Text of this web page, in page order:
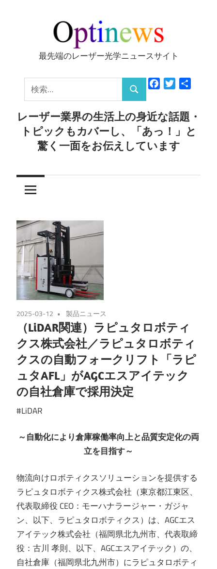
ッ
Optinews
最先端のレーザー光学ニュースサイト
索:
検
索
FacebookTwitter
レーザー業界の生活上の身近な話題・
トピックもカバーし、「あっ！」と
驚く一面をお伝えしています
2025-03-12 製品ニュース
（LiDAR関連）ラピュタロボティ
クス株式会社／ラピュタロボティ
クスの自動フォークリフト「ラピ
ュタAFL」がAGCエスアイテック
の自社倉庫で採用決定
#LiDAR
～自動化により倉庫稼働率向上と品質安定化の両
立を目指す～
物流向けロボティクスソリューションを提供する
ラピュタロボティクス株式会社（東京都江東区、
代表取締役 CEO：モーハナラージャー・ガジャ
ン、以下、ラピュタロボティクス）は、AGCエス
アイテック株式会社（福岡県北九州市、代表取締
役：古川 孝則、以下、AGCエスアイテック）の、
自社倉庫（福岡県北九州市）にラピュタロボティ